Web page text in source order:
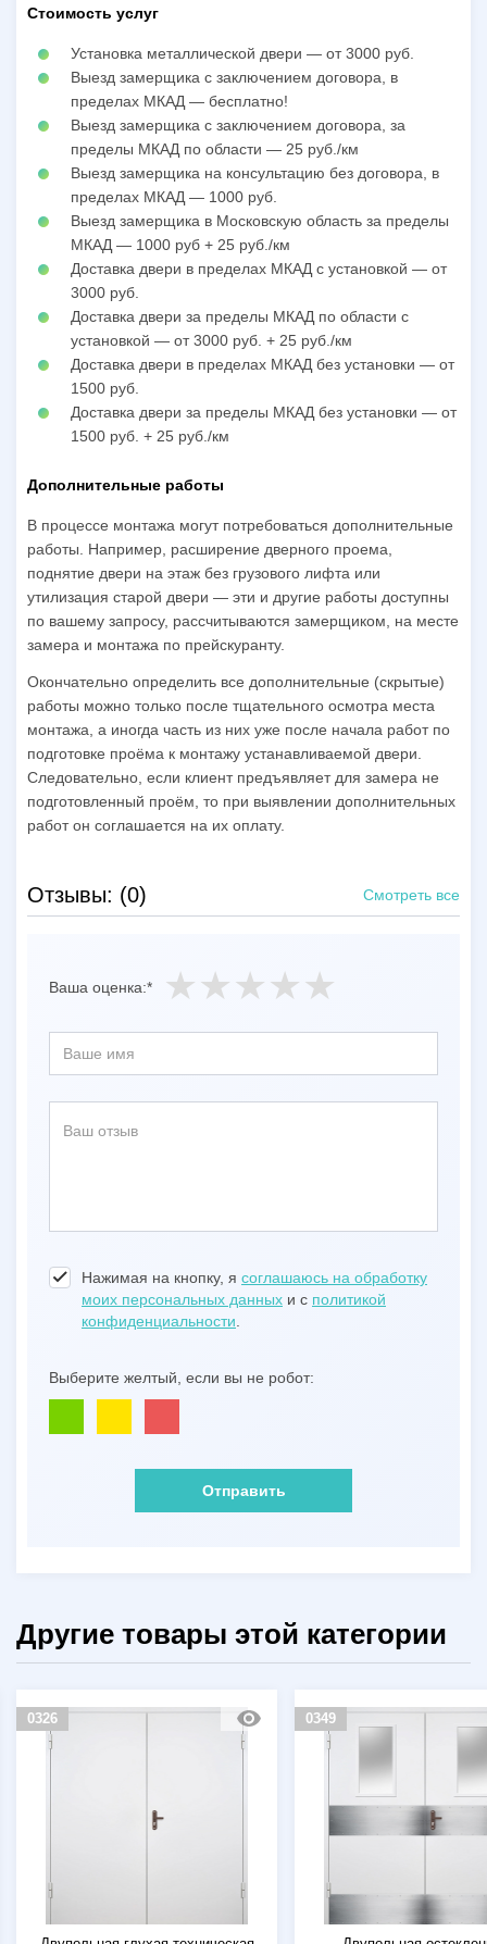
Стоимость услуг
Установка металлической двери — от 3000 руб.
Выезд замерщика с заключением договора, в
пределах МКАД — бесплатно!
Выезд замерщика с заключением договора, за
пределы МКАД по области — 25 руб./км
Выезд замерщика на консультацию без договора, в
пределах МКАД — 1000 руб.
Выезд замерщика в Московскую область за пределы
МКАД — 1000 руб + 25 руб./км
Доставка двери в пределах МКАД с установкой — от
3000 руб.
Доставка двери за пределы МКАД по области с
установкой — от 3000 руб. + 25 руб./км
Доставка двери в пределах МКАД без установки — от
1500 руб.
Доставка двери за пределы МКАД без установки — от
1500 руб. + 25 руб./км
Дополнительные работы
В процессе монтажа могут потребоваться дополнительные
работы. Например, расширение дверного проема,
поднятие двери на этаж без грузового лифта или
утилизация старой двери — эти и другие работы доступны
по вашему запросу, рассчитываются замерщиком, на месте
замера и монтажа по прейскуранту.
Окончательно определить все дополнительные (скрытые)
работы можно только после тщательного осмотра места
монтажа, а иногда часть из них уже после начала работ по
подготовке проёма к монтажу устанавливаемой двери.
Следовательно, если клиент предъявляет для замера не
подготовленный проём, то при выявлении дополнительных
работ он соглашается на их оплату.
Отзывы: (0) Смотреть все
Ваша оценка:*
Нажимая на кнопку, я соглашаюсь на обработку
моих персональных данных и с политикой
конфиденциальности
Выберите желтый, если вы не робот:
Отправить
Другие товары этой категории
0326 0349